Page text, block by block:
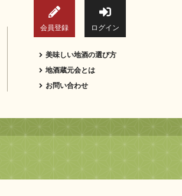
会員登録 ログイン
美味しい地酒の選び方
地酒蔵元会とは
お問い合わせ